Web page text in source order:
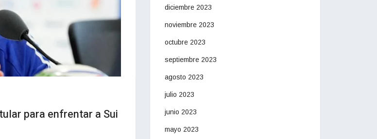
para enfrentar a Sui
diciembre 2023
noviembre 2023
octubre 2023
septiembre 2023
agosto 2023
julio 2023
junio 2023
mayo 2023